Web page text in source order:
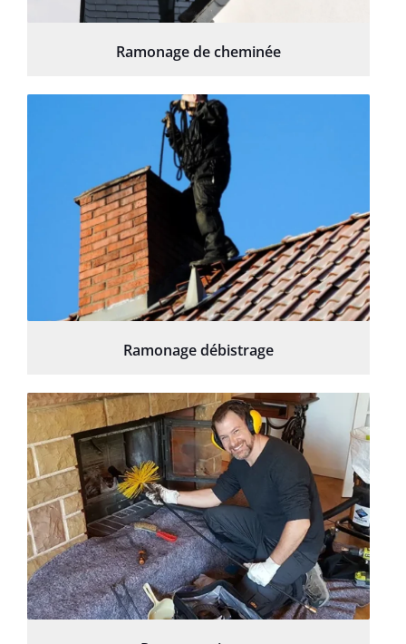
Ramonage de cheminée
Ramonage débistrage